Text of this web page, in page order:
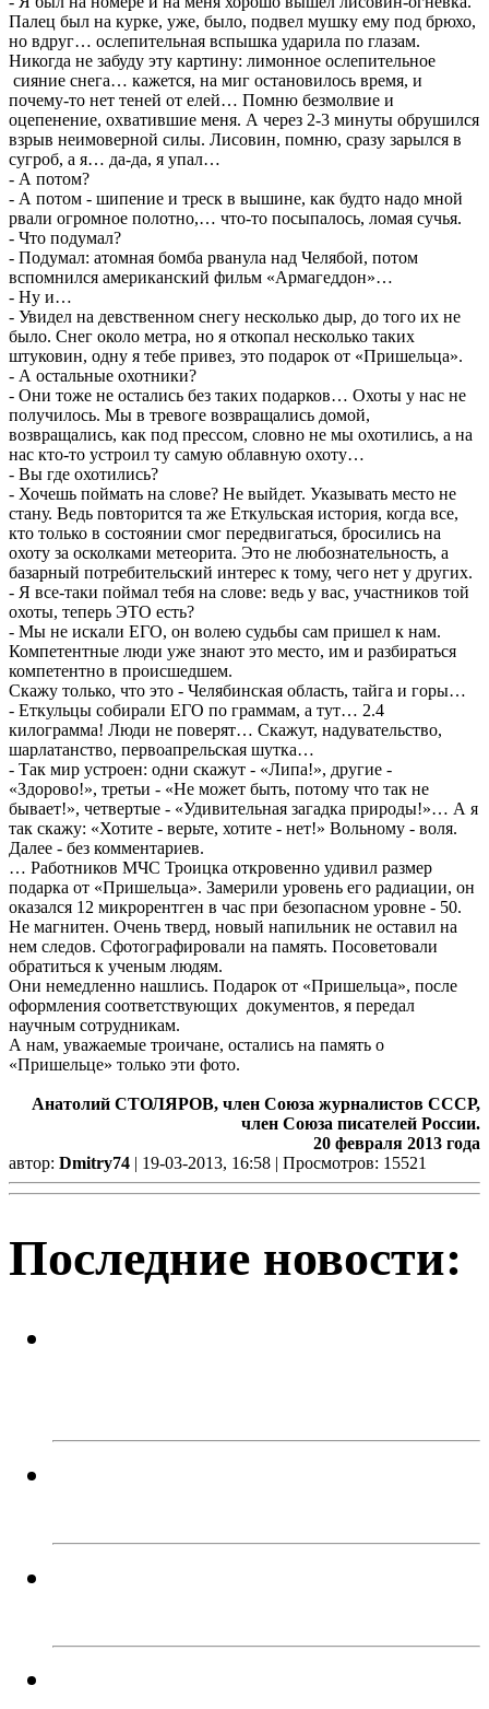
Палец был на курке, уже, было, подвел мушку ему под брюхо,
но вдруг… ослепительная вспышка ударила по глазам.
Никогда не забуду эту картину: лимонное ослепительное
сияние снега… кажется, на миг остановилось время, и
почему-то нет теней от елей… Помню безмолвие и
оцепенение, охватившие меня. А через 2-3 минуты обрушился
взрыв неимоверной силы. Лисовин, помню, сразу зарылся в
сугроб, а я… да-да, я упал…
- А потом?
- А потом - шипение и треск в вышине, как будто надо мной
рвали огромное полотно,… что-то посыпалось, ломая сучья.
- Что подумал?
- Подумал: атомная бомба рванула над Челябой, потом
вспомнился американский фильм «Армагеддон»…
- Ну и…
- Увидел на девственном снегу несколько дыр, до того их не
было. Снег около метра, но я откопал несколько таких
штуковин, одну я тебе привез, это подарок от «Пришельца».
- А остальные охотники?
- Они тоже не остались без таких подарков… Охоты у нас не
получилось. Мы в тревоге возвращались домой,
возвращались, как под прессом, словно не мы охотились, а на
нас кто-то устроил ту самую облавную охоту…
- Вы где охотились?
- Хочешь поймать на слове? Не выйдет. Указывать место не
стану. Ведь повторится та же Еткульская история, когда все,
кто только в состоянии смог передвигаться, бросились на
охоту за осколками метеорита. Это не любознательность, а
базарный потребительский интерес к тому, чего нет у других.
- Я все-таки поймал тебя на слове: ведь у вас, участников той
охоты, теперь ЭТО есть?
- Мы не искали ЕГО, он волею судьбы сам пришел к нам.
Компетентные люди уже знают это место, им и разбираться
компетентно в происшедшем.
Скажу только, что это - Челябинская область, тайга и горы…
- Еткульцы собирали ЕГО по граммам, а тут… 2.4
килограмма! Люди не поверят… Скажут, надувательство,
шарлатанство, первоапрельская шутка…
- Так мир устроен: одни скажут - «Липа!», другие -
«Здорово!», третьи - «Не может быть, потому что так не
бывает!», четвертые - «Удивительная загадка природы!»… А я
так скажу: «Хотите - верьте, хотите - нет!» Вольному - воля.
Далее - без комментариев.
… Работников МЧС Троицка откровенно удивил размер
подарка от «Пришельца». Замерили уровень его радиации, он
оказался 12 микрорентген в час при безопасном уровне - 50.
Не магнитен. Очень тверд, новый напильник не оставил на
нем следов. Сфотографировали на память. Посоветовали
обратиться к ученым людям.
Они немедленно нашлись. Подарок от «Пришельца», после
оформления соответствующих документов, я передал
научным сотрудникам.
А нам, уважаемые троичане, остались на память о
«Пришельце» только эти фото.
Анатолий СТОЛЯРОВ, член Союза журналистов СССР,
член Союза писателей России.
20 февраля 2013 года
автор: Dmitry74 | 19-03-2013, 16:58 | Просмотров: 15521
Последние новости: